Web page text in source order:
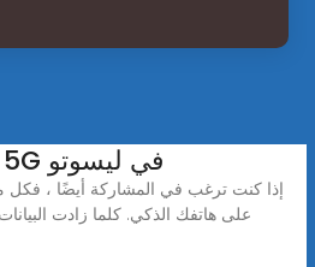
تغطية 3G / 4G / 5G في ليسوتو
إذا كنت ترغب في المشاركة أيضًا ، فكل